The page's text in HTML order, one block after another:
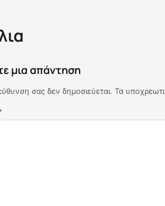
μια απάντηση
σας δεν δημοσιεύεται. Τα